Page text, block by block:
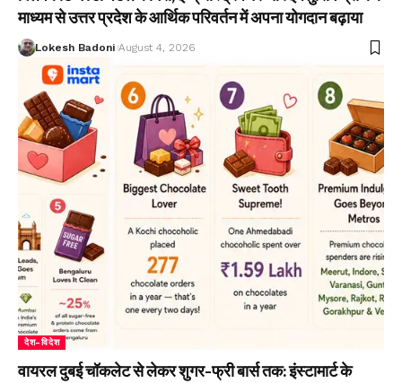
माध्यम से उत्तर प्रदेश के आर्थिक परिवर्तन में अपना योगदान बढ़ाया
Lokesh Badoni August 4, 2026
देश-विदेश
वायरल दुबई चॉकलेट से लेकर शुगर-फ्री बार्स तक: इंस्टामार्ट के